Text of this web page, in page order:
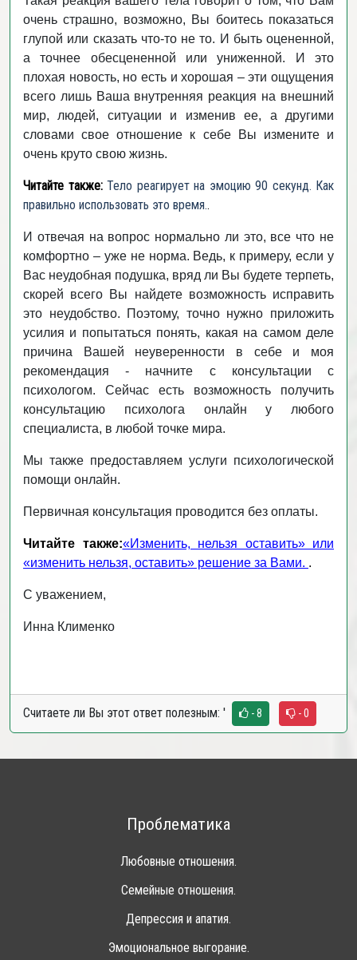
очень страшно, возможно, Вы боитесь показаться
глупой или сказать что-то не то. И быть оцененной,
а точнее обесцененной или униженной. И это
плохая новость, но есть и хорошая – эти ощущения
всего лишь Ваша внутренняя реакция на внешний
мир, людей, ситуации и изменив ее, а другими
словами свое отношение к себе Вы измените и
очень круто свою жизнь.
Читайте также: Тело реагирует на эмоцию 90 секунд. Как
правильно использовать это время..
И отвечая на вопрос нормально ли это, все что не
комфортно – уже не норма. Ведь, к примеру, если у
Вас неудобная подушка, вряд ли Вы будете терпеть,
скорей всего Вы найдете возможность исправить
это неудобство. Поэтому, точно нужно приложить
усилия и попытаться понять, какая на самом деле
причина Вашей неуверенности в себе и моя
рекомендация - начните с консультации с
психологом. Сейчас есть возможность получить
консультацию психолога онлайн у любого
специалиста, в любой точке мира.
Мы также предоставляем услуги психологической
помощи онлайн.
Первичная консультация проводится без оплаты.
Читайте также:«Изменить, нельзя оставить» или
«изменить нельзя, оставить» решение за Вами. .
С уважением,
Инна Клименко
Считаете ли Вы этот ответ полезным: ' - 8 - 0
Проблематика
Любовные отношения.
Семейные отношения.
Депрессия и апатия.
Эмоциональное выгорание.